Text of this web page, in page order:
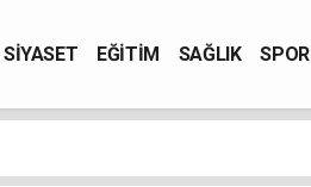
SİYASET EĞİTİM SAĞLIK SPOR